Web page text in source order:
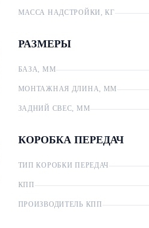
МАССА НАДСТРОЙКИ, КГ
РАЗМЕРЫ
БАЗА, ММ
МОНТАЖНАЯ ДЛИНА, ММ
ЗАДНИЙ СВЕС, ММ
КОРОБКА ПЕРЕДАЧ
ТИП КОРОБКИ ПЕРЕДАЧ
КПП
ПРОИЗВОДИТЕЛЬ КПП